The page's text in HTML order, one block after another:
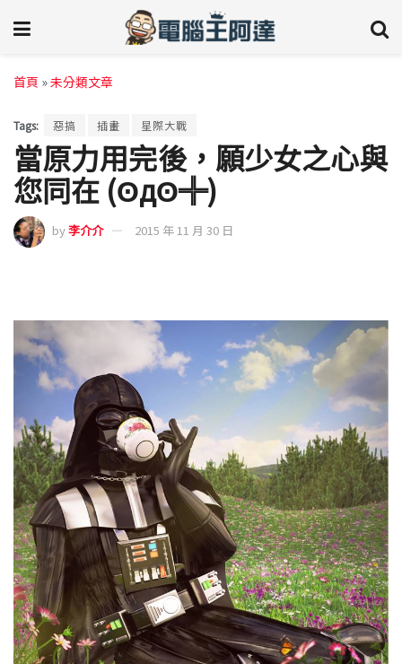
首頁 »未分類文章
Tags: 惡搞 插畫 星際大戰
當原力用完後，願少女之心與
您同在 (ʘдʘ╬)
by李介介 2015 年 11 月 30 日